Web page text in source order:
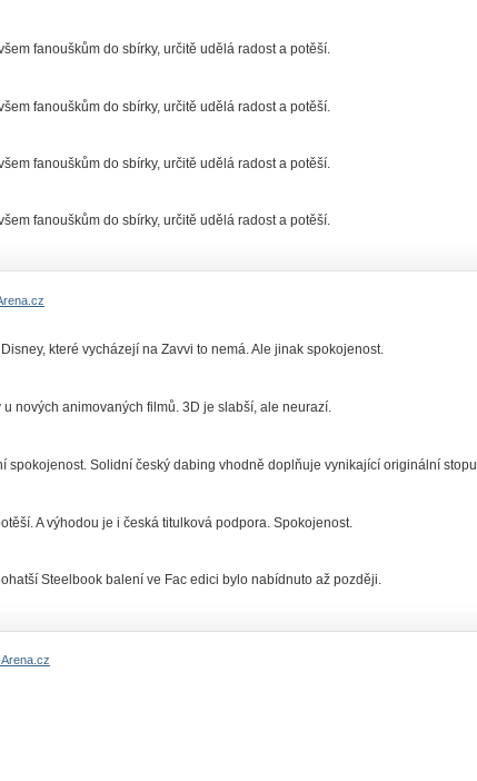
fanouškům do sbírky, určitě udělá radost a potěší.
fanouškům do sbírky, určitě udělá radost a potěší.
fanouškům do sbírky, určitě udělá radost a potěší.
fanouškům do sbírky, určitě udělá radost a potěší.
které vycházejí na Zavvi to nemá. Ale jinak spokojenost.
nových animovaných filmů. 3D je slabší, ale neurazí.
spokojenost. Solidní český dabing vhodně doplňuje vynikající originální stopu.
A výhodou je i česká titulková podpora. Spokojenost.
Steelbook balení ve Fac edici bylo nabídnuto až později.